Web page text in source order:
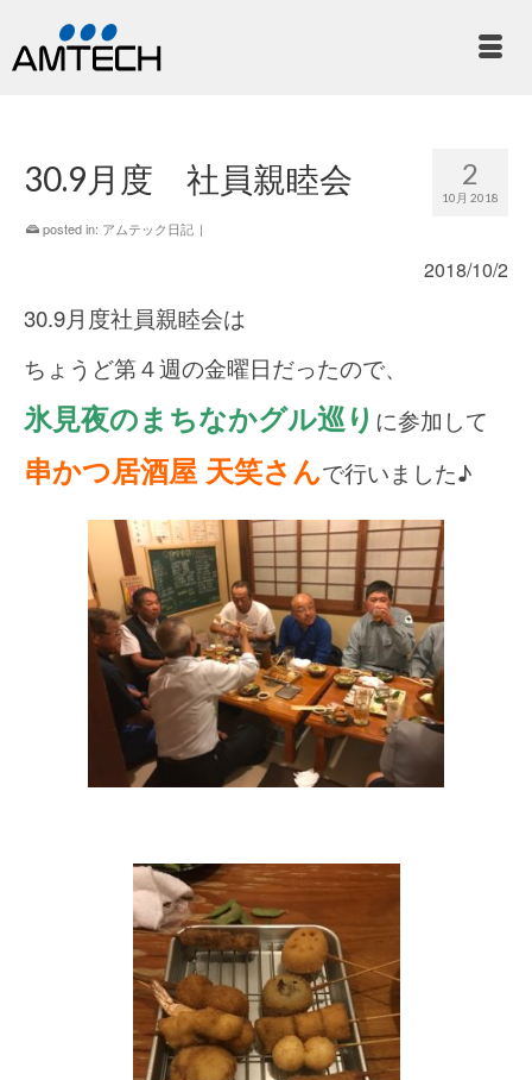
2
10月 2018
30.9月度 社員親睦会
posted in: アムテック日記 |
2018/10/2
30.9月度社員親睦会は
ちょうど第４週の金曜日だったので、
氷見夜のまちなかグル巡り に参加して
串かつ居酒屋 天笑さんで行いました♪